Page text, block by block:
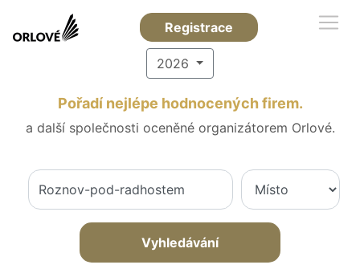
Registrace
2026
Pořadí nejlépe hodnocených firem.
a další společnosti oceněné organizátorem Orlové.
Vyhledávání